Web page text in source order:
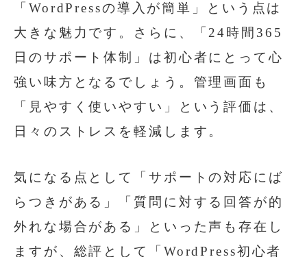
「WordPressの導入が簡単」という点は
大きな魅力です。さらに、「24時間365
日のサポート体制」は初心者にとって心
強い味方となるでしょう。管理画面も
「見やすく使いやすい」という評価は、
日々のストレスを軽減します。
気になる点として「サポートの対応にば
らつきがある」「質問に対する回答が的
外れな場合がある」といった声も存在し
ますが、総評として「WordPress初心者